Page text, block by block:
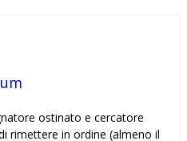
ostinato e cercatore
rimettere in ordine (almeno il